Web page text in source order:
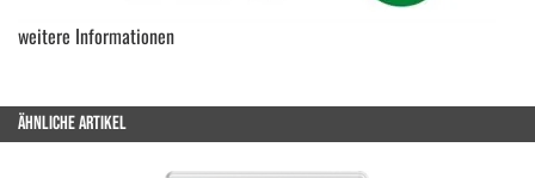
weitere Informationen
ÄHNLICHE ARTIKEL